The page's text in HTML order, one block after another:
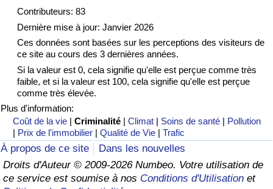
Contributeurs: 83
Dernière mise à jour: Janvier 2026
Ces données sont basées sur les perceptions des visiteurs de
ce site au cours des 3 dernières années.
Si la valeur est 0, cela signifie qu'elle est perçue comme très
faible, et si la valeur est 100, cela signifie qu'elle est perçue
comme très élevée.
Plus d'information:
Coût de la vie |Criminalité |Climat | Soins de santé | Pollution
| Prix de l'immobilier |Qualité de Vie |Trafic
À propos de ce site
Dans les nouvelles
Droits d'Auteur © 2009-2026 Numbeo. Votre utilisation de
ce service est soumise à nos Conditions d'Utilisation et
Indice de Trafic par Pays